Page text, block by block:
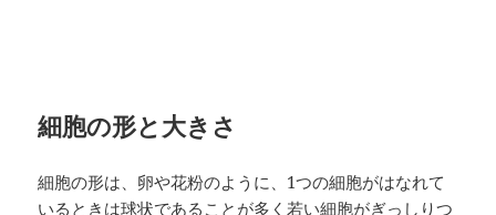
細胞の形と大きさ
細胞の形は、卵や花粉のように、1つの細胞がはなれて
いるときは球状であることが多く若い細胞がぎっしりつ